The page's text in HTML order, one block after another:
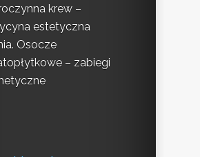
krew –
estetyczna
Osocze
– zabiegi